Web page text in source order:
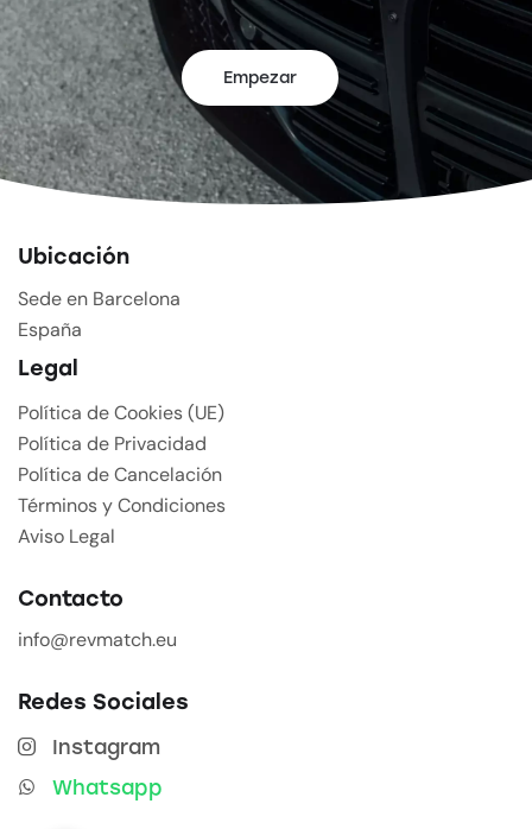
Empezar
Ubicación
Sede en Barcelona
España
Legal
Política de Cookies (UE)
Política de Privacidad
Política de Cancelación
Términos y Condiciones
Aviso Legal
Contacto
info@revmatch.eu
Redes Sociales
Instagram
Whatsapp